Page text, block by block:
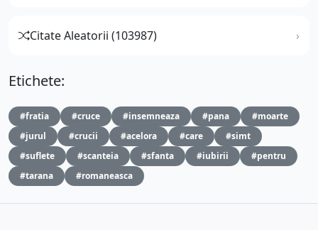
Citate Aleatorii (103987)
Etichete:
#fratia #cruce #insemneaza #pana
#moarte
#jurul
#crucii #acelora #care
#simt
#suflete
#scanteia #sfanta #iubirii
#pentru
#tarana
#romaneasca